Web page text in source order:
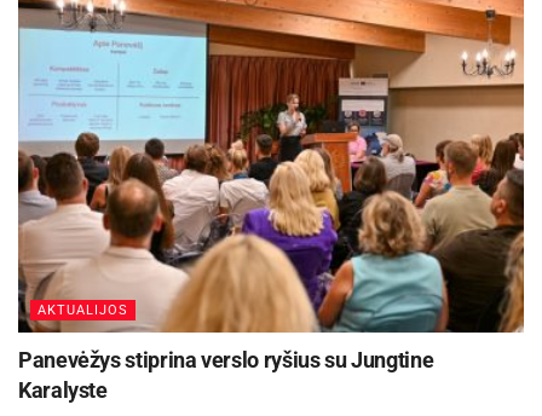
AKTUALIJOS
Panevėžys stiprina verslo ryšius su Jungtine
Karalyste